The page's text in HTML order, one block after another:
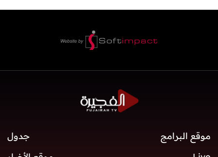
موقع البرامج
جدول